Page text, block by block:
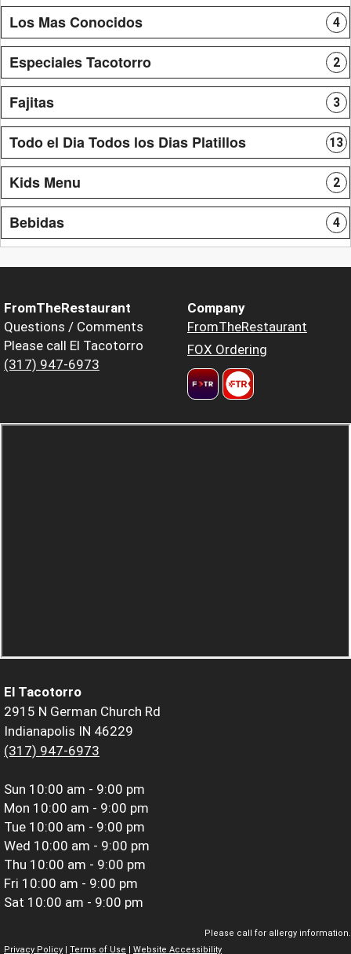
Los Mas Conocidos 4
Especiales Tacotorro 2
Fajitas 3
Todo el Dia Todos los Dias Platillos 13
Kids Menu 2
Bebidas 4
FromTheRestaurant
Questions / Comments
Please call El Tacotorro
(317) 947-6973
Company
FromTheRestaurant
FOX Ordering
El Tacotorro
2915 N German Church Rd
Indianapolis IN 46229
(317) 947-6973
Sun 10:00 am - 9:00 pm
Mon 10:00 am - 9:00 pm
Tue 10:00 am - 9:00 pm
Wed 10:00 am - 9:00 pm
Thu 10:00 am - 9:00 pm
Fri 10:00 am - 9:00 pm
Sat 10:00 am - 9:00 pm
Please call for allergy information.
Privacy Policy
Terms of Use Website Accessibility